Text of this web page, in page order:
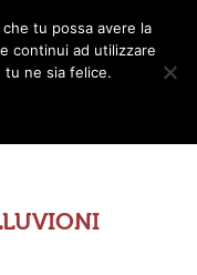
Toggle
tu possa avere la
continui ad utilizzare
tu ne sia felice.